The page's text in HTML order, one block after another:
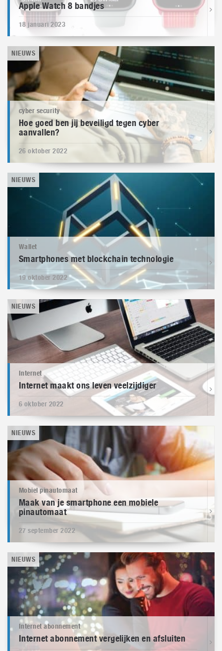
Apple Watch 8 bandjes
18 januari 2023
NIEUWS
cyber security
Hoe goed ben jij beveiligd tegen cyber
aanvallen?
26 oktober 2022
NIEUWS
Wallet
Smartphones met blockchain technologie
19 oktober 2022
NIEUWS
Internet
Internet maakt ons leven veelzijdiger
6 oktober 2022
NIEUWS
Mobiel pinautomaat
Maak van je smartphone een mobiele
pinautomaat
27 september 2022
NIEUWS
Internet abonnement
Internet abonnement vergelijken en afsluiten